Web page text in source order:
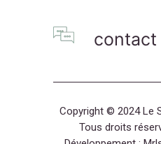
contact
Copyright © 2024 Le
Tous droits